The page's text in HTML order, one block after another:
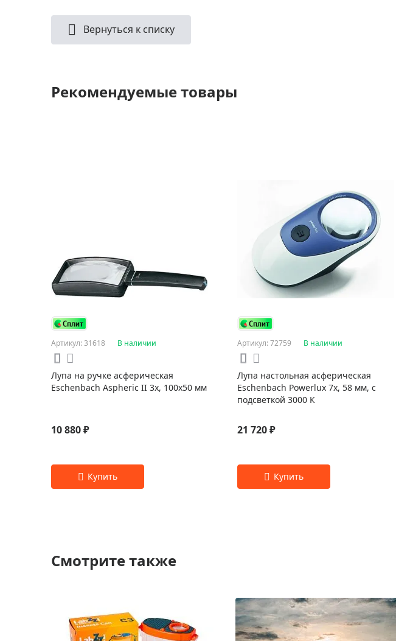
Вернуться к списку
Рекомендуемые товары
Артикул: 31618 В наличии
Лупа на ручке асферическая
Eschenbach Aspheric II 3x, 100x50 мм
10 880 ₽
Артикул: 72759 В наличии
Лупа настольная асферическая
Eschenbach Powerlux 7x, 58 мм, с
подсветкой 3000 К
21 720 ₽
Смотрите также